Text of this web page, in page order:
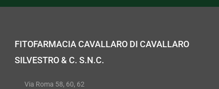
FITOFARMACIA CAVALLARO DI CAVALLARO
SILVESTRO & C. S.N.C.
Via Roma 58, 60, 62